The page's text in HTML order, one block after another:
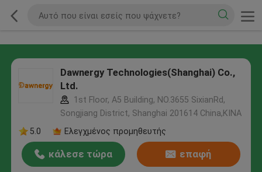
Dawnergy Technologies(Shanghai) Co.,
Ltd.
1st Floor, A5 Building, NO.3655 SixianRd,
Songjiang District, Shanghai 201614 China,ΚΙΝΑ
5.0
Ελεγχμένος προμηθευτής
κάλεσε τώρα επαφή